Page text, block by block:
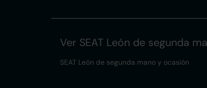
Ver SEAT León de segunda
SEAT León de segunda mano y ocasión